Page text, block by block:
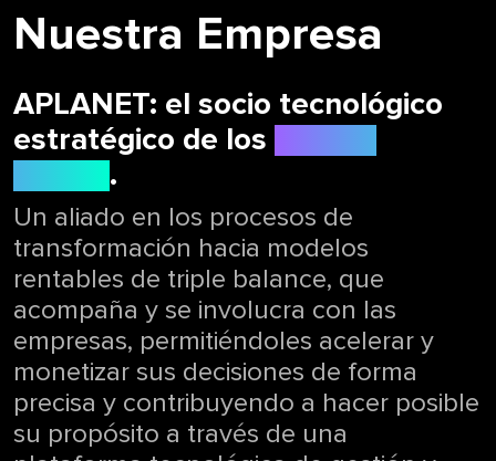
Nuestra Empresa
APLANET: el socio tecnológico
estratégico de los
.
Un aliado en los procesos de
transformación hacia modelos
rentables de triple balance, que
acompaña y se involucra con las
empresas, permitiéndoles acelerar y
monetizar sus decisiones de forma
precisa y contribuyendo a hacer posible
su propósito a través de una